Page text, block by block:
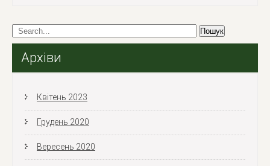
Архіви
Квітень 2023
Грудень 2020
Вересень 2020